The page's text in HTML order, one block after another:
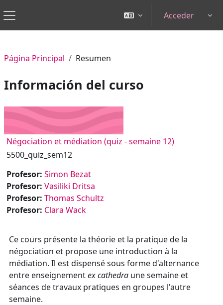
Panel lateral
Acceder
Página Principal Resumen
Información del curso
Négociation et médiation (quiz - semaine 12)
5500_quiz_sem12
Profesor: Simon Bezat
Profesor: Vasiliki Dritsa
Profesor: Thomas Schultz
Profesor: Clara Wack
Ce cours présente la théorie et la pratique de la
négociation et propose une introduction à la
médiation. Il est dispensé sous forme d'alternance
entre enseignementex cathedra une semaine et
séances de travaux pratiques en groupes l'autre
semaine.